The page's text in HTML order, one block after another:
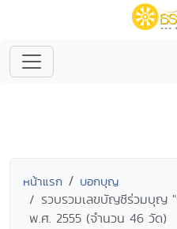
หน้าแรก บอกบุญ
รวบรวมเลขบัญชีร่วมบุญ "
พ.ศ. 2555 (จำนวน 46 วัด)